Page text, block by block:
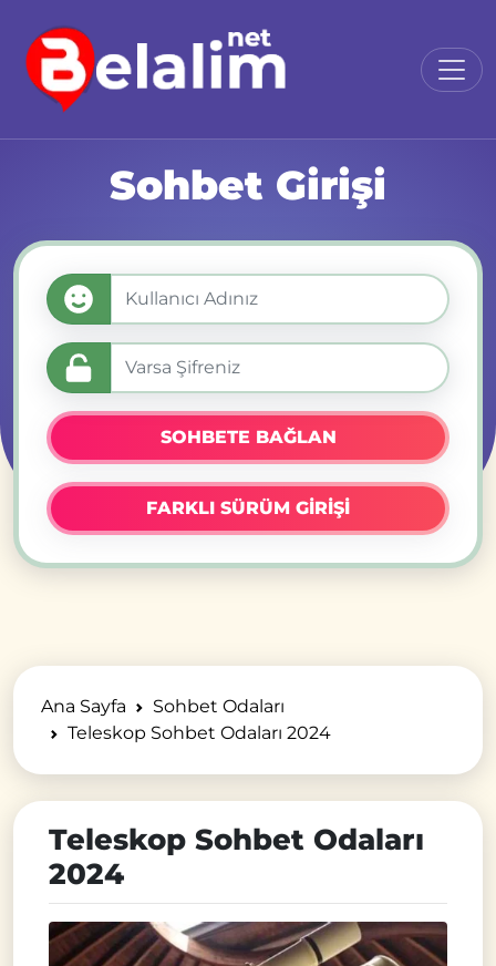
Sohbet Girişi
SOHBETE BAĞLAN
FARKLI SÜRÜM GİRİŞİ
Ana Sayfa
Sohbet Odaları
Teleskop Sohbet Odaları 2024
Teleskop Sohbet Odaları
2024